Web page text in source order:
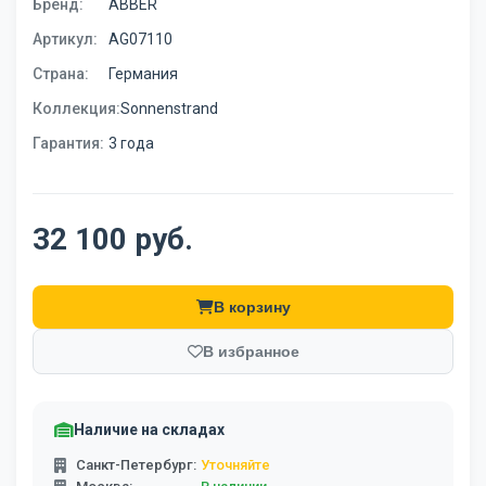
Бренд:
ABBER
Артикул:
AG07110
Страна:
Германия
Коллекция:Sonnenstrand
Гарантия: 3 года
32 100 руб.
В корзину
В избранное
Наличие на складах
Санкт-Петербург: Уточняйте